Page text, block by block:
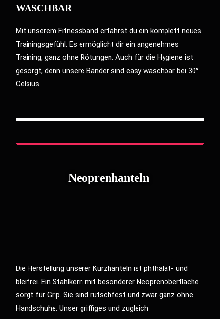
WASCHBAR
Mit unserem Fitnessband erfährst du ein komplett neues
Trainingsgefühl. Es ermöglicht dir ein angenehmes
Training, ganz ohne Rötungen. Auch für die Hygiene ist
gesorgt, denn unsere Bänder sind easy waschbar bei 30°
Celsius.
Neoprenhanteln
Die Herstellung unserer Kurzhanteln ist phthalat- und
bleifrei. Ein Stahlkern mit besonderer Neoprenoberfläche
sorgt für Grip. Sie sind rutschfest und zwar ganz ohne
Handschuhe. Unser griffiges und zugleich